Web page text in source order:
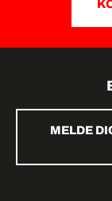
MELDE